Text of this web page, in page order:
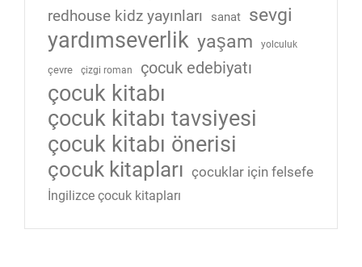
redhouse kidz yayınları sanat sevgi
yardımseverlik yaşam yolculuk
çevre çizgi roman çocuk edebiyatı
çocuk kitabı
çocuk kitabı tavsiyesi
çocuk kitabı önerisi
çocuk kitapları çocuklar için felsefe
İngilizce çocuk kitapları